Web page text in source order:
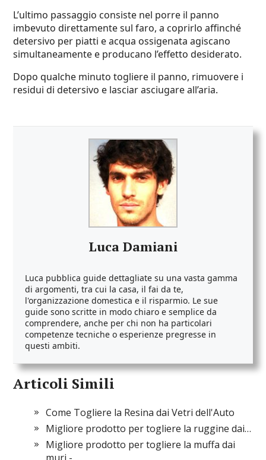
L’ultimo passaggio consiste nel porre il panno
imbevuto direttamente sul faro, a coprirlo affinché
detersivo per piatti e acqua ossigenata agiscano
simultaneamente e producano l’effetto desiderato.
Dopo qualche minuto togliere il panno, rimuovere i
residui di detersivo e lasciar asciugare all’aria.
Luca Damiani
Luca pubblica guide dettagliate su una vasta gamma
di argomenti, tra cui la casa, il fai da te,
l'organizzazione domestica e il risparmio. Le sue
guide sono scritte in modo chiaro e semplice da
comprendere, anche per chi non ha particolari
competenze tecniche o esperienze pregresse in
questi ambiti.
Articoli Simili
Come Togliere la Resina dai Vetri dell'Auto
Migliore prodotto per togliere la ruggine dai…
Migliore prodotto per togliere la muffa dai